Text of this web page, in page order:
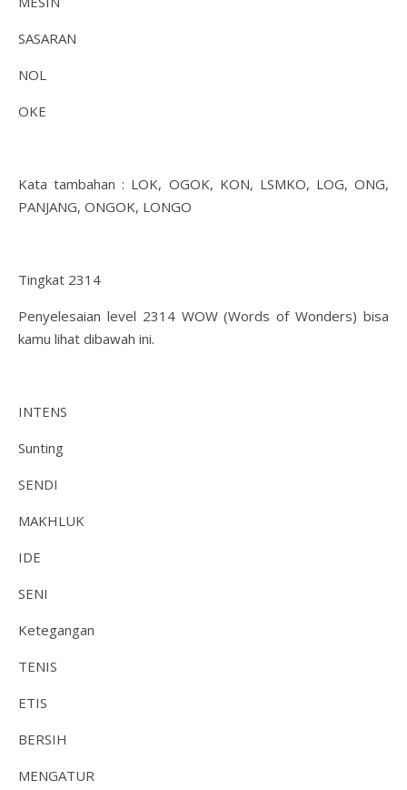
SASARAN
NOL
OKE
Kata tambahan : LOK, OGOK, KON, LSMKO, LOG, ONG,
PANJANG, ONGOK, LONGO
Tingkat 2314
Penyelesaian level 2314 WOW (Words of Wonders) bisa
kamu lihat dibawah ini.
INTENS
Sunting
SENDI
MAKHLUK
IDE
SENI
Ketegangan
TENIS
ETIS
BERSIH
MENGATUR